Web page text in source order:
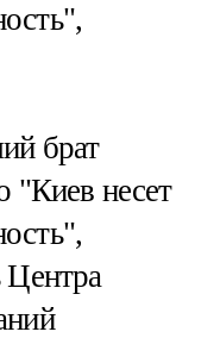
брат
"Киев несет
Центра